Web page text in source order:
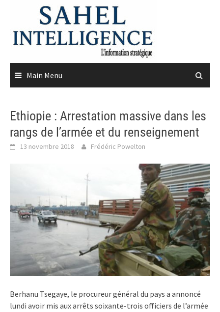
content
Main Menu
Ethiopie : Arrestation massive dans les
rangs de l’armée et du renseignement
13 novembre 2018 Frédéric Powelton
Berhanu Tsegaye, le procureur général du pays a annoncé
lundi avoir mis aux arrêts soixante-trois officiers de l’armée